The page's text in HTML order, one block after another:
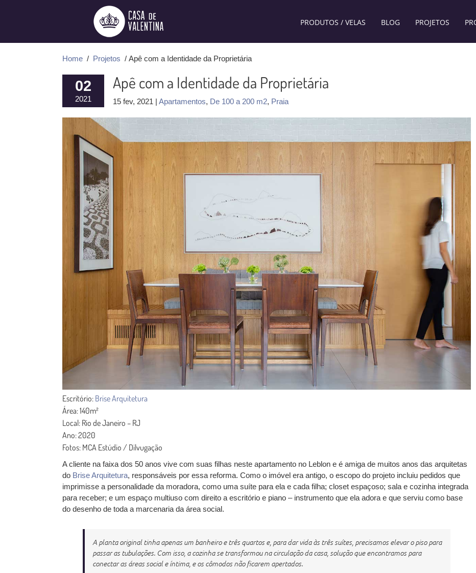
PRODUTOS / VELAS BLOG PROJETOS
Home / Projetos / Apê com a Identidade da Proprietária
02
2021
Apê com a Identidade da Proprietária
15 fev, 2021 | Apartamentos, De 100 a 200 m2, Praia
Escritório: Brise Arquitetura
Área: 140m²
Local: Rio de Janeiro – RJ
Ano: 2020
Fotos: MCA Estúdio / Dilvugação
A cliente na faixa dos 50 anos vive com suas filhas neste apartamento no Leblon e é amiga de muitos anos das arquitetas
do Brise Arquitetura, responsáveis por essa reforma. Como o imóvel era antigo, o escopo do projeto incluiu pedidos que
imprimisse a personalidade da moradora, como uma suíte para ela e cada filha; closet espaçoso; sala e cozinha integrada
para receber; e um espaço multiuso com direito a escritório e piano – instrumento que ela adora e que serviu como base
do desenho de toda a marcenaria da área social.
A planta original tinha apenas um banheiro e três quartos e, para dar vida às três suítes, precisamos elevar o piso para
passar as tubulações. Com isso, a cozinha se transformou na circulação da casa, solução que encontramos para
conectar as áreas social e íntima, e os cômodos não ficarem apertados.